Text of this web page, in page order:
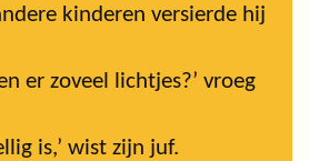
kinderen versierde hij
er zoveel lichtjes?’ vroeg
is,’ wist zijn juf.